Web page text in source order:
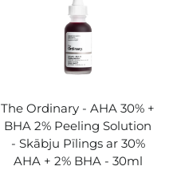
The Ordinary - AHA 30% +
BHA 2% Peeling Solution
- Skābju Pīlings ar 30%
AHA + 2% BHA - 30ml